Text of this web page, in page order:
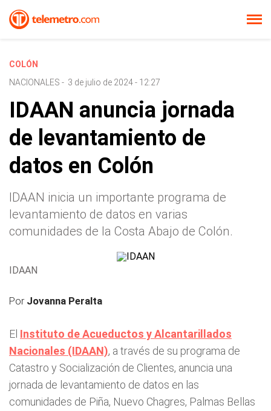
COLÓN
NACIONALES - 3 de julio de 2024 - 12:27
IDAAN anuncia jornada
de levantamiento de
datos en Colón
IDAAN inicia un importante programa de
levantamiento de datos en varias
comunidades de la Costa Abajo de Colón.
IDAAN
Por Jovanna Peralta
El Instituto de Acueductos y Alcantarillados
Nacionales (IDAAN), a través de su programa de
Catastro y Socialización de Clientes, anuncia una
jornada de levantamiento de datos en las
comunidades de Piña, Nuevo Chagres, Palmas Bellas